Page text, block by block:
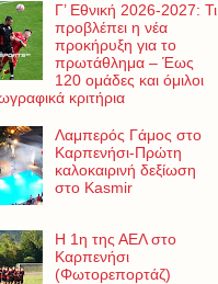
Γ’ Εθνική 2026-2027: Τι
προβλέπει η νέα
προκήρυξη για το
πρωτάθλημα – Έως
120 ομάδες και όμιλοι
κριτήρια
Λαμπερός Γάμος στο
Καρπενήσι-Πρώτη
καλοκαιρινή δεξίωση
στο Kasmir
Η 1η της ΑΕΛ στο
Καρπενήσι
(Φωτορεπορτάζ)